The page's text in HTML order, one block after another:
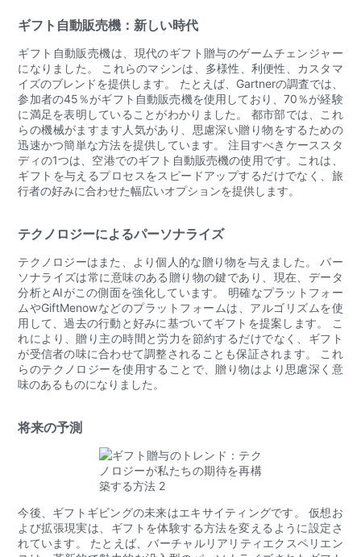
ギフト自動販売機：新しい時代
ギフト自動販売機は、現代のギフト贈与のゲームチェンジャー
になりました。 これらのマシンは、多様性、利便性、カスタマ
イズのブレンドを提供します。 たとえば、Gartnerの調査では、
参加者の45％がギフト自動販売機を使用しており、70％が経験
に満足を表明していることがわかりました。 都市部では、これ
らの機械がますます人気があり、思慮深い贈り物をするための
迅速かつ簡単な方法を提供しています。 注目すべきケーススタ
ディの1つは、空港でのギフト自動販売機の使用です。これは、
ギフトを与えるプロセスをスピードアップするだけでなく、旅
行者の好みに合わせた幅広いオプションを提供します。
テクノロジーによるパーソナライズ
テクノロジーはまた、より個人的な贈り物を与えました。 パー
ソナライズは常に意味のある贈り物の鍵であり、現在、データ
分析とAIがこの側面を強化しています。 明確なプラットフォー
ムやGiftMenowなどのプラットフォームは、アルゴリズムを使
用して、過去の行動と好みに基づいてギフトを提案します。 こ
れにより、贈り主の時間と労力を節約するだけでなく、ギフト
が受信者の味に合わせて調整されることも保証されます。 これ
らのテクノロジーを使用することで、贈り物はより思慮深く意
味のあるものになりました。
将来の予測
今後、ギフトギビングの未来はエキサイティングです。 仮想お
よび拡張現実は、ギフトを体験する方法を変えるように設定さ
れています。 たとえば、バーチャルリアリティエクスペリエン